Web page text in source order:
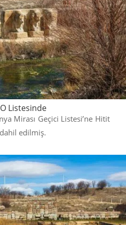
Listesinde
Mirası Geçici Listesi’ne Hitit
dahil edilmiş.